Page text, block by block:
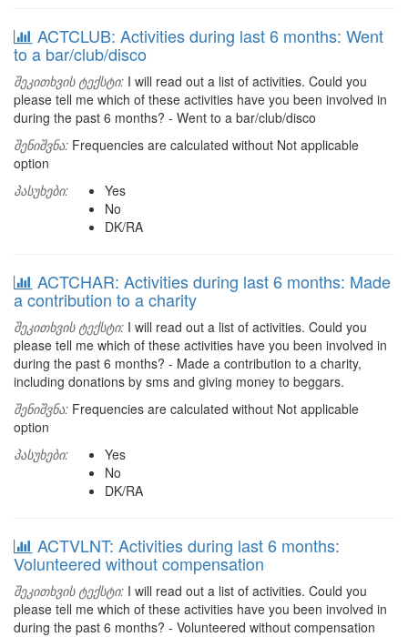
ACTCLUB: Activities during last 6 months: Went
to a bar/club/disco
შეკითხვის ტექსტი: I will read out a list of activities. Could you
please tell me which of these activities have you been involved in
during the past 6 months? - Went to a bar/club/disco
შენიშვნა: Frequencies are calculated without Not applicable
option
პასუხები:
Yes
No
DK/RA
ACTCHAR: Activities during last 6 months: Made
a contribution to a charity
შეკითხვის ტექსტი: I will read out a list of activities. Could you
please tell me which of these activities have you been involved in
during the past 6 months? - Made a contribution to a charity,
including donations by sms and giving money to beggars.
შენიშვნა: Frequencies are calculated without Not applicable
option
პასუხები:
Yes
No
DK/RA
ACTVLNT: Activities during last 6 months:
Volunteered without compensation
შეკითხვის ტექსტი: I will read out a list of activities. Could you
please tell me which of these activities have you been involved in
during the past 6 months? - Volunteered without compensation